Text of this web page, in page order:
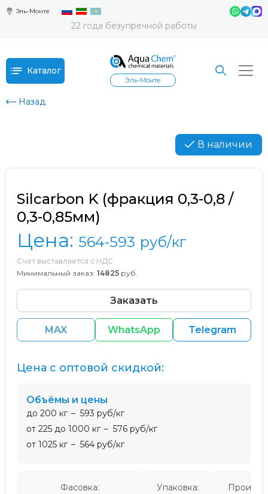
Эль-Монте
22 года безупречной работы
Каталог
Эль-Монте
Назад
В наличии
Silcarbon K (фракция 0,3-0,8 /
0,3-0,85мм)
Цена: 564-593 руб/кг
Счет выставляется с НДС
Минимальный заказ: 14825 руб.
Заказать
MAX WhatsApp Telegram
Фасовка:
Упаковка:
Цена с оптовой скидкой:
Объёмы и цены
до 200 кг
593 руб/кг
от 225 до 1000 кг
576 руб/кг
от 1025 кг
564 руб/кг